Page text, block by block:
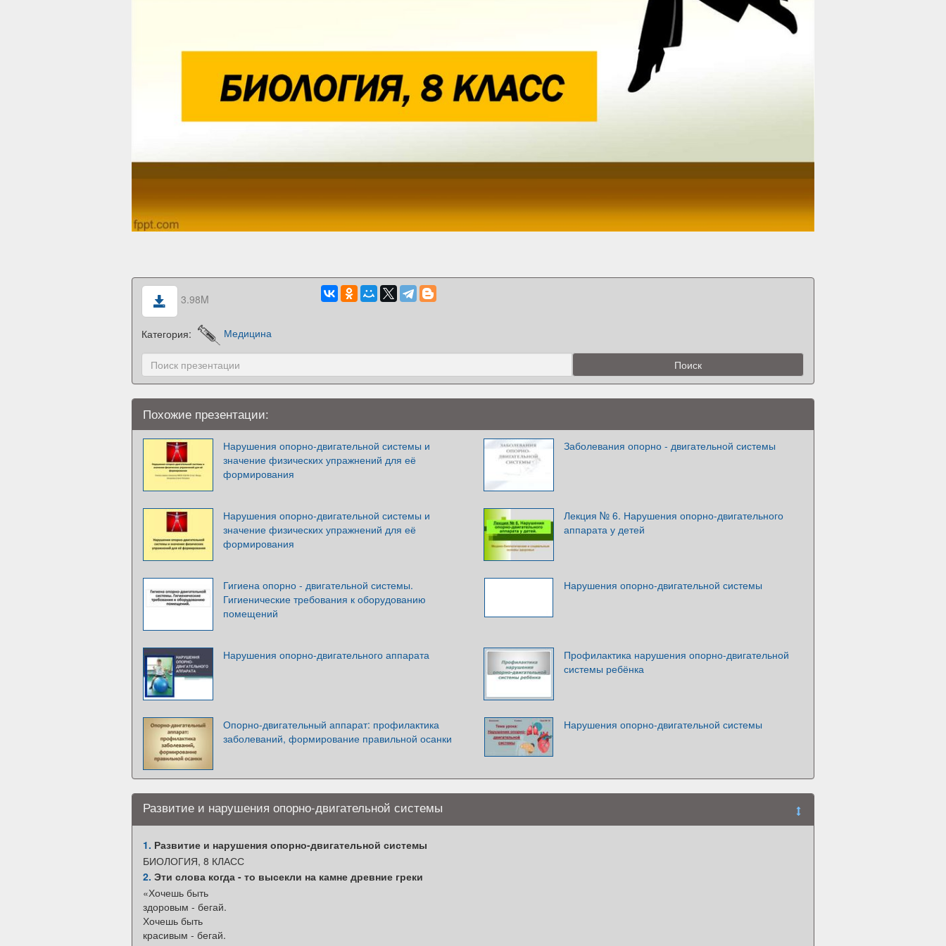
3.98M
Категория: Медицина
Похожие презентации:
Нарушения опорно-двигательной системы и
значение физических упражнений для её
формирования
Заболевания опорно - двигательной системы
Нарушения опорно-двигательной системы и
значение физических упражнений для её
формирования
Лекция № 6. Нарушения опорно-двигательного
аппарата у детей
Гигиена опорно - двигательной системы.
Гигиенические требования к оборудованию
помещений
Нарушения опорно-двигательной системы
Нарушения опорно-двигательного аппарата
Профилактика нарушения опорно-двигательной
системы ребёнка
Опорно-двигательный аппарат: профилактика
заболеваний, формирование правильной осанки
Нарушения опорно-двигательной системы
Развитие и нарушения опорно-двигательной системы
1. Развитие и нарушения опорно-двигательной системы
БИОЛОГИЯ, 8 КЛАСС
2. Эти слова когда - то высекли на камне древние греки
«Хочешь быть
здоровым - бегай.
Хочешь быть
красивым - бегай.